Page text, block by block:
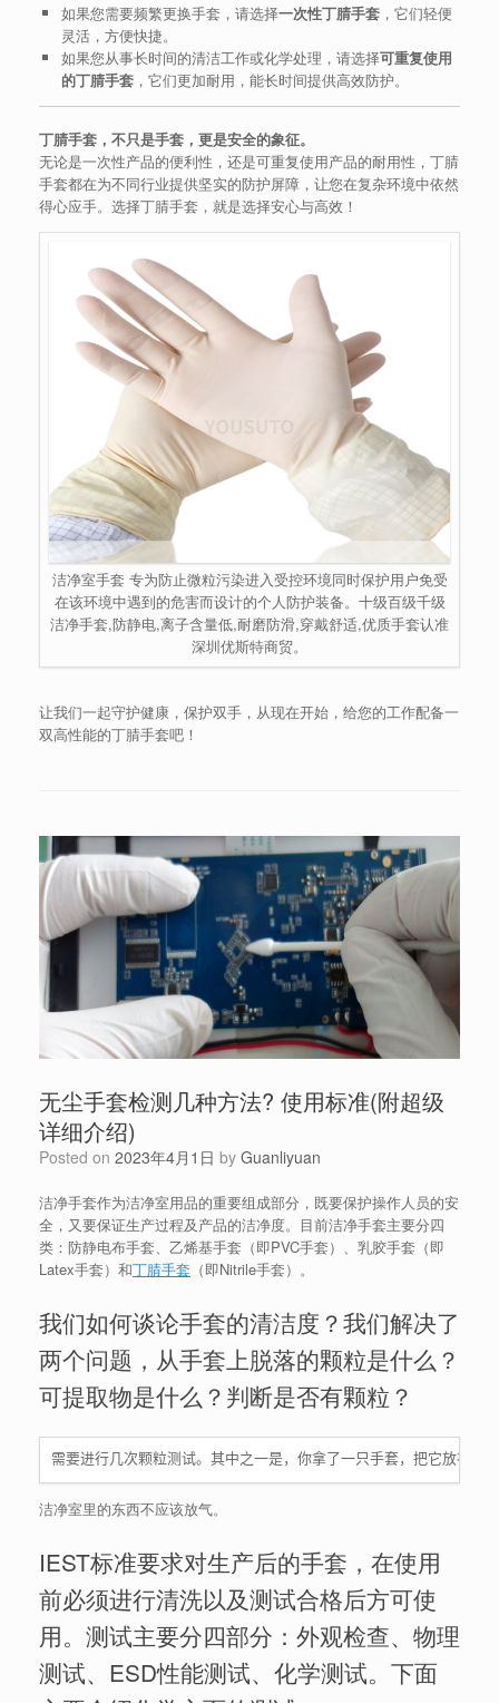
如果您需要频繁更换手套，请选择一次性丁腈手套，它们轻便
灵活，方便快捷。
如果您从事长时间的清洁工作或化学处理，请选择可重复使用
的丁腈手套，它们更加耐用，能长时间提供高效防护。
丁腈手套，不只是手套，更是安全的象征。
无论是一次性产品的便利性，还是可重复使用产品的耐用性，丁腈
手套都在为不同行业提供坚实的防护屏障，让您在复杂环境中依然
得心应手。选择丁腈手套，就是选择安心与高效！
洁净室手套 专为防止微粒污染进入受控环境同时保护用户免受
在该环境中遇到的危害而设计的个人防护装备。十级百级千级
洁净手套,防静电,离子含量低,耐磨防滑,穿戴舒适,优质手套认准
深圳优斯特商贸。
让我们一起守护健康，保护双手，从现在开始，给您的工作配备一
双高性能的丁腈手套吧！
无尘手套检测几种方法? 使用标准(附超级
详细介绍)
Posted on 2023年4月1日 by Guanliyuan
洁净手套作为洁净室用品的重要组成部分，既要保护操作人员的安
全，又要保证生产过程及产品的洁净度。目前洁净手套主要分四
类：防静电布手套、乙烯基手套（即PVC手套）、乳胶手套（即
Latex手套）和丁腈手套 （即Nitrile手套）。
我们如何谈论手套的清洁度？我们解决了
两个问题，从手套上脱落的颗粒是什么？
可提取物是什么？判断是否有颗粒？
需要进行几次颗粒测试。其中之一是，你拿了一只手套，把它放在
洁净室里的东西不应该放气。
IEST标准要求对生产后的手套，在使用
前必须进行清洗以及测试合格后方可使
用。测试主要分四部分：外观检查、物理
测试、ESD性能测试、化学测试。下面